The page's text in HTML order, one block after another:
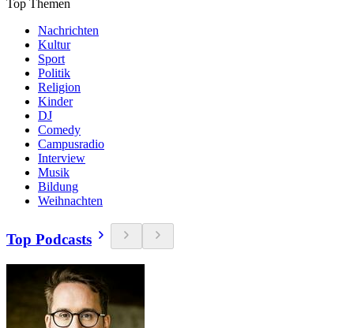
Top Themen
Nachrichten
Kultur
Sport
Politik
Religion
Kinder
DJ
Comedy
Campusradio
Interview
Musik
Bildung
Weihnachten
Top Podcasts